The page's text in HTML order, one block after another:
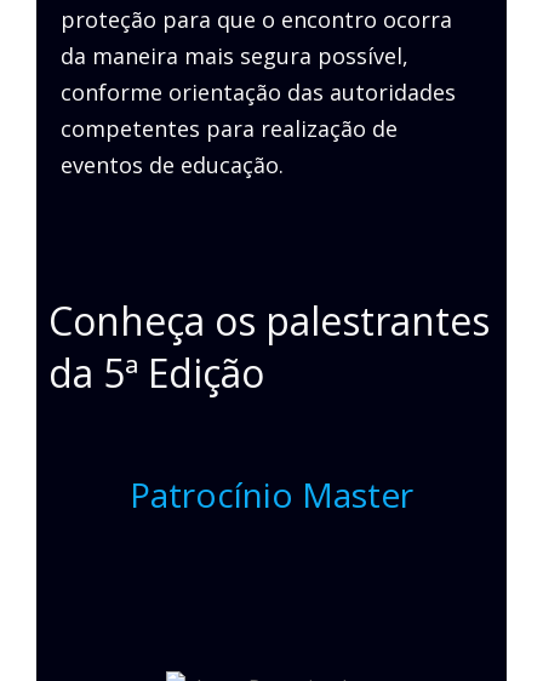
proteção para que o encontro ocorra
da maneira mais segura possível,
conforme orientação das autoridades
competentes para realização de
eventos de educação.
Conheça os palestrantes
da 5ª Edição
Patrocínio Master